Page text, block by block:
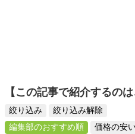
【この記事で紹介するのは
絞り込み
絞り込み解除
編集部のおすすめ順
価格の安